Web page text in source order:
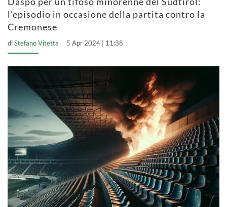
l'episodio in occasione della partita contro la
Cremonese
diStefano Vitetta 5 Apr 2024 | 11:38